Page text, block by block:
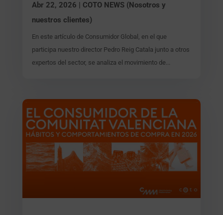
Abr 22, 2026 | COTO NEWS (Nosotros y
nuestros clientes)
En este artículo de Consumidor Global, en el que
participa nuestro director Pedro Reig Catala junto a otros
expertos del sector, se analiza el movimiento de...